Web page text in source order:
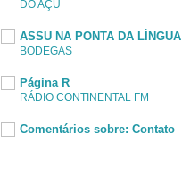
DO AÇU
ASSU NA PONTA DA LÍNGUA
BODEGAS
Página R
RÁDIO CONTINENTAL FM
Comentários sobre: Contato